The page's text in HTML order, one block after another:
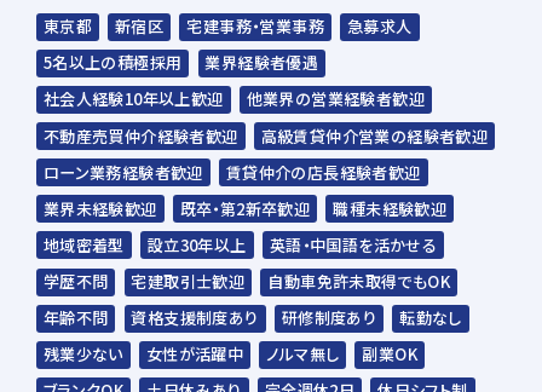
・AI面接（約10分）
※スマホ・PCから、24時間いつでも面接
可能！
※上記完了後、次の選考へ進みます。
③2次面接
・オンラインまたは対面（約60分）
④内定
✅1次面接は【AI面接官】との簡単な問答♪
来社不要で、お手元のスマホやPCから
24時間いつでも好きな場所で面接できます◎
東京都 新宿区 宅建事務・営業事務
急募求人
5名以上の積極採用
業界経験者優遇
社会人経験10年以上歓迎
他業界の営業経験者歓迎
不動産売買仲介経験者歓迎
高級賃貸仲介営業の経験者歓迎
ローン業務経験者歓迎
賃貸仲介の店長経験者歓迎
業界未経験歓迎
既卒・第2新卒歓迎
職種未経験歓迎
地域密着型
設立30年以上
英語・中国語を活かせる
学歴不問
宅建取引士歓迎
自動車免許未取得でもOK
年齢不問
資格支援制度あり 研修制度あり
転勤なし
残業少ない
女性が活躍中 ノルマ無し
副業OK